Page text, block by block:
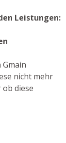
Leistungen:
nicht mehr
diese